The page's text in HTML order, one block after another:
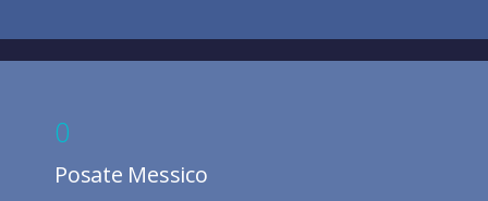
0
Posate Messico